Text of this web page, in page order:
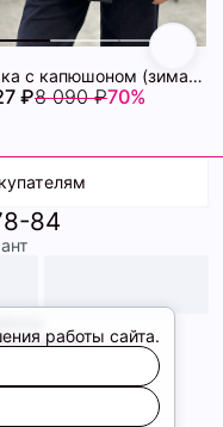
Куртка с капюшоном (зима) 72460878\15
₽8 090 ₽70%
оплаты
84
работы сайта.